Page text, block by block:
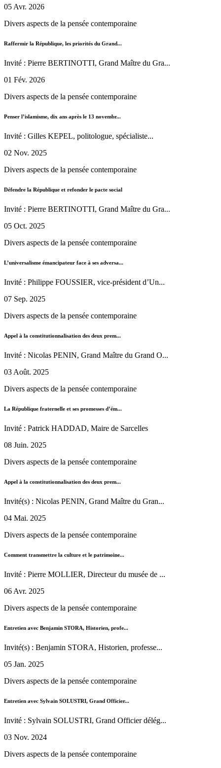
05 Avr. 2026
Divers aspects de la pensée contemporaine
Raffermir la République, les priorités du Grand...
Invité : Pierre BERTINOTTI, Grand Maître du Gra...
01 Fév. 2026
Divers aspects de la pensée contemporaine
Penser l’islamisme, dix ans après le 13 novembr...
Invité : Gilles KEPEL, politologue, spécialiste...
02 Nov. 2025
Divers aspects de la pensée contemporaine
Défendre la République et refonder le pacte social
Invité : Pierre BERTINOTTI, Grand Maître du Gra...
05 Oct. 2025
Divers aspects de la pensée contemporaine
L’universalisme émancipateur face à ses adversa...
Invité : Philippe FOUSSIER, vice-président d’Un...
07 Sep. 2025
Divers aspects de la pensée contemporaine
Appel à la constitutionnalisation des deux prem...
Invité : Nicolas PENIN, Grand Maître du Grand O...
03 Août. 2025
Divers aspects de la pensée contemporaine
La République fraternelle et ses promesses d’ém...
Invité : Patrick HADDAD, Maire de Sarcelles
08 Juin. 2025
Divers aspects de la pensée contemporaine
Appel à la constitutionnalisation des deux prem...
Invité(s) : Nicolas PENIN, Grand Maître du Gran...
04 Mai. 2025
Divers aspects de la pensée contemporaine
Comment transmettre la culture et le patrimoine...
Invité : Pierre MOLLIER, Directeur du musée de ...
06 Avr. 2025
Divers aspects de la pensée contemporaine
Entretien avec Benjamin STORA, Historien, profe...
Invité(s) : Benjamin STORA, Historien, professe...
05 Jan. 2025
Divers aspects de la pensée contemporaine
Entretien avec Sylvain SOLUSTRI, Grand Officier...
Invité : Sylvain SOLUSTRI, Grand Officier délég...
03 Nov. 2024
Divers aspects de la pensée contemporaine